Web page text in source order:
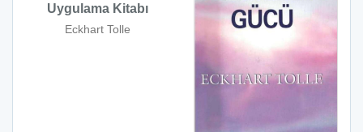
Uygulama Kitabı
Eckhart Tolle